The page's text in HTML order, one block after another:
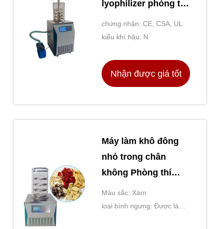
lyophilizer phòng thí
nghiệm quy mô nhỏ
chứng nhận: CE, CSA, UL
kiểu khí hậu: N
Nhận được giá tốt
Máy làm khô đông
nhỏ trong chân
không Phòng thí
nghiệm CE ISO SGS
Màu sắc: Xám
loại bình ngưng: Được làm